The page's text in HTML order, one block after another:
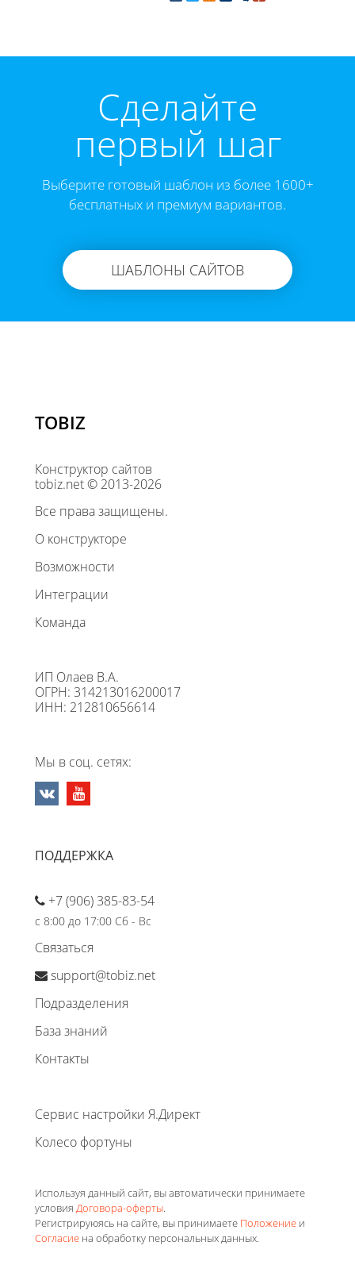
Cделайте
первый шаг
Выберите готовый шаблон из более 1600+
бесплатных и премиум вариантов.
ШАБЛОНЫ САЙТОВ
TOBIZ
Конструктор сайтов
tobiz.net © 2013-2026
Все права защищены.
О конструкторе
Возможности
Интеграции
Команда
ИП Олаев В.А.
ОГРН: 314213016200017
ИНН: 212810656614
Мы в соц. сетях:
ПОДДЕРЖКА
+7 (906) 385-83-54
с 8:00 до 17:00 Сб - Вс
Связаться
support@tobiz.net
Подразделения
База знаний
Контакты
Сервис настройки Я.Директ
Колесо фортуны
Используя данный сайт, вы автоматически принимаете
условия Договора-оферты.
Регистрируюясь на сайте, вы принимаете Положение и
Согласие на обработку персональных данных.